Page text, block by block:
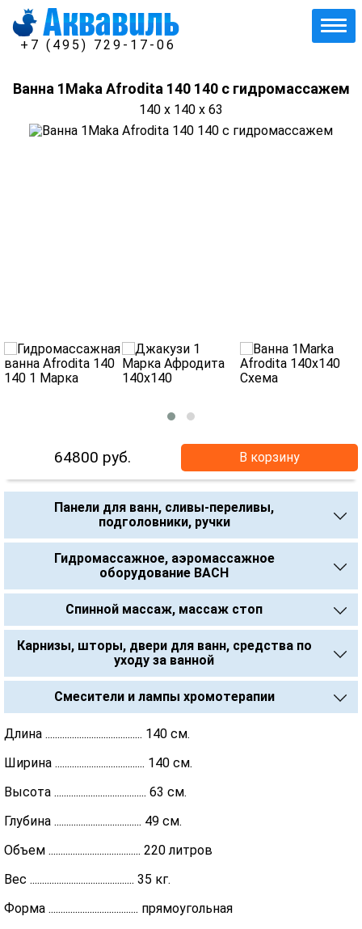
+7 (495) 729-17-06
Ванна 1Maka Afrodita 140 140 с гидромассажем
140 x 140 x 63
64800 руб. В корзину
Панели для ванн, сливы-переливы,
подголовники, ручки
Гидромассажное, аэромассажное
оборудование BACH
Спинной массаж, массаж стоп
Карнизы, шторы, двери для ванн, средства по
уходу за ванной
Смесители и лампы хромотерапии
Длина ........................................ 140 см.
Ширина ..................................... 140 см.
Высота ...................................... 63 см.
Глубина .................................... 49 см.
Объем ...................................... 220 литров
Вес ........................................... 35 кг.
Форма ..................................... прямоугольная